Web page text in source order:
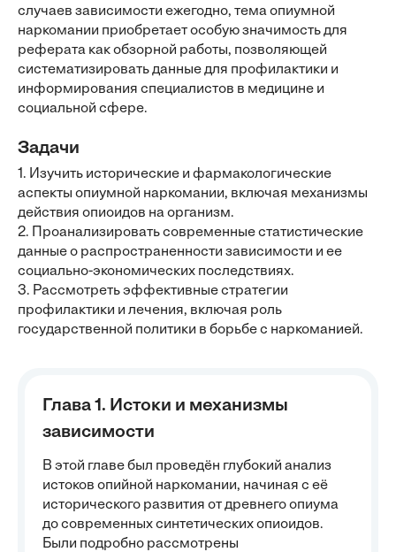
случаев зависимости ежегодно, тема опиумной
наркомании приобретает особую значимость для
реферата как обзорной работы, позволяющей
систематизировать данные для профилактики и
информирования специалистов в медицине и
социальной сфере.
Задачи
1. Изучить исторические и фармакологические
аспекты опиумной наркомании, включая механизмы
действия опиоидов на организм.
2. Проанализировать современные статистические
данные о распространенности зависимости и ее
социально-экономических последствиях.
3. Рассмотреть эффективные стратегии
профилактики и лечения, включая роль
государственной политики в борьбе с наркоманией.
Глава 1. Истоки и механизмы
зависимости
В этой главе был проведён глубокий анализ
истоков опийной наркомании, начиная с её
исторического развития от древнего опиума
до современных синтетических опиоидов.
Были подробно рассмотрены